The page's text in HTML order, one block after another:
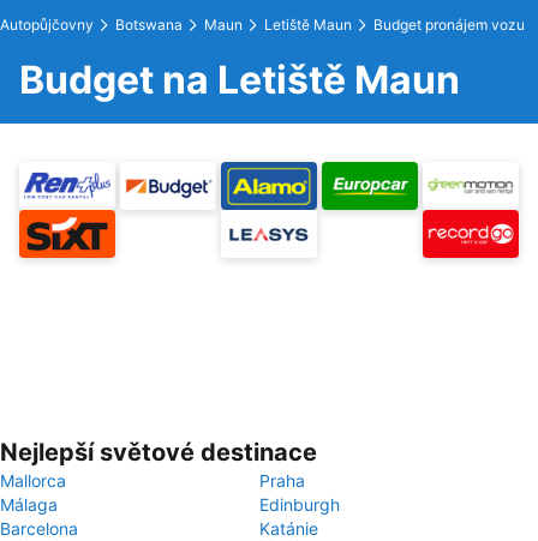
Autopůjčovny Botswana Maun Letiště Maun Budget pronájem vozu
Budget na Letiště Maun
Nejlepší světové destinace
Mallorca
Praha
Málaga
Edinburgh
Barcelona
Katánie